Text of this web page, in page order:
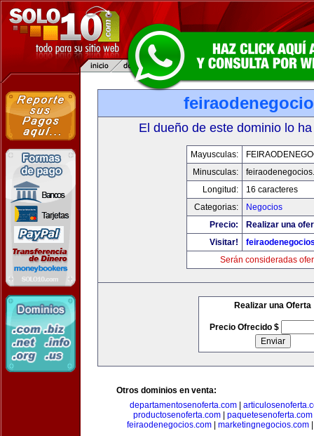
El dueño de este dominio lo
Mayusculas:
Minusculas:
Longitud:
16 caracteres
Categorias:
Negocios
Precio:
Realizar una
Visitar!
Serán consideradas
Realizar una Oferta
Precio Ofrecido $
Otros dominios en venta:
departamentosenoferta.com
productosenoferta.com| paquetesenoferta.com
feiraodenegocios.com
marketingnegocios.com